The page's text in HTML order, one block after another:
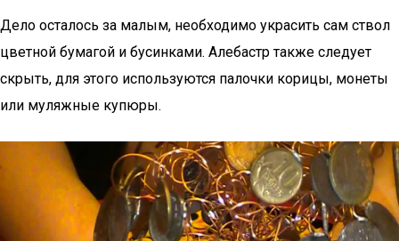
Дело осталось за малым, необходимо украсить сам ствол
цветной бумагой и бусинками. Алебастр также следует
скрыть, для этого используются палочки корицы, монеты
или муляжные купюры.